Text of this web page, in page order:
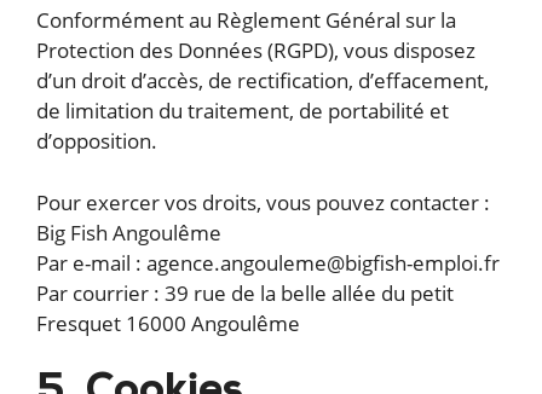
Conformément au Règlement Général sur la
Protection des Données (RGPD), vous disposez
d’un droit d’accès, de rectification, d’effacement,
de limitation du traitement, de portabilité et
d’opposition.
Pour exercer vos droits, vous pouvez contacter :
Big Fish Angoulême
Par e-mail : agence.angouleme@bigfish-emploi.fr
Par courrier : 39 rue de la belle allée du petit
Fresquet 16000 Angoulême